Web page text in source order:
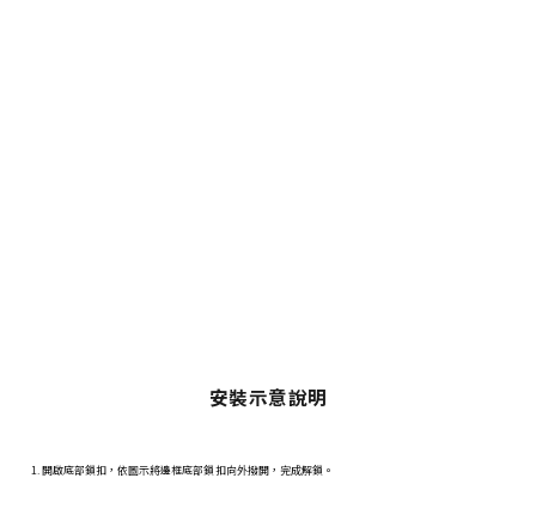
安裝示意說明
1. 開啟底部鎖扣，依圖示將邊框底部鎖扣向外撥開，完成解鎖。